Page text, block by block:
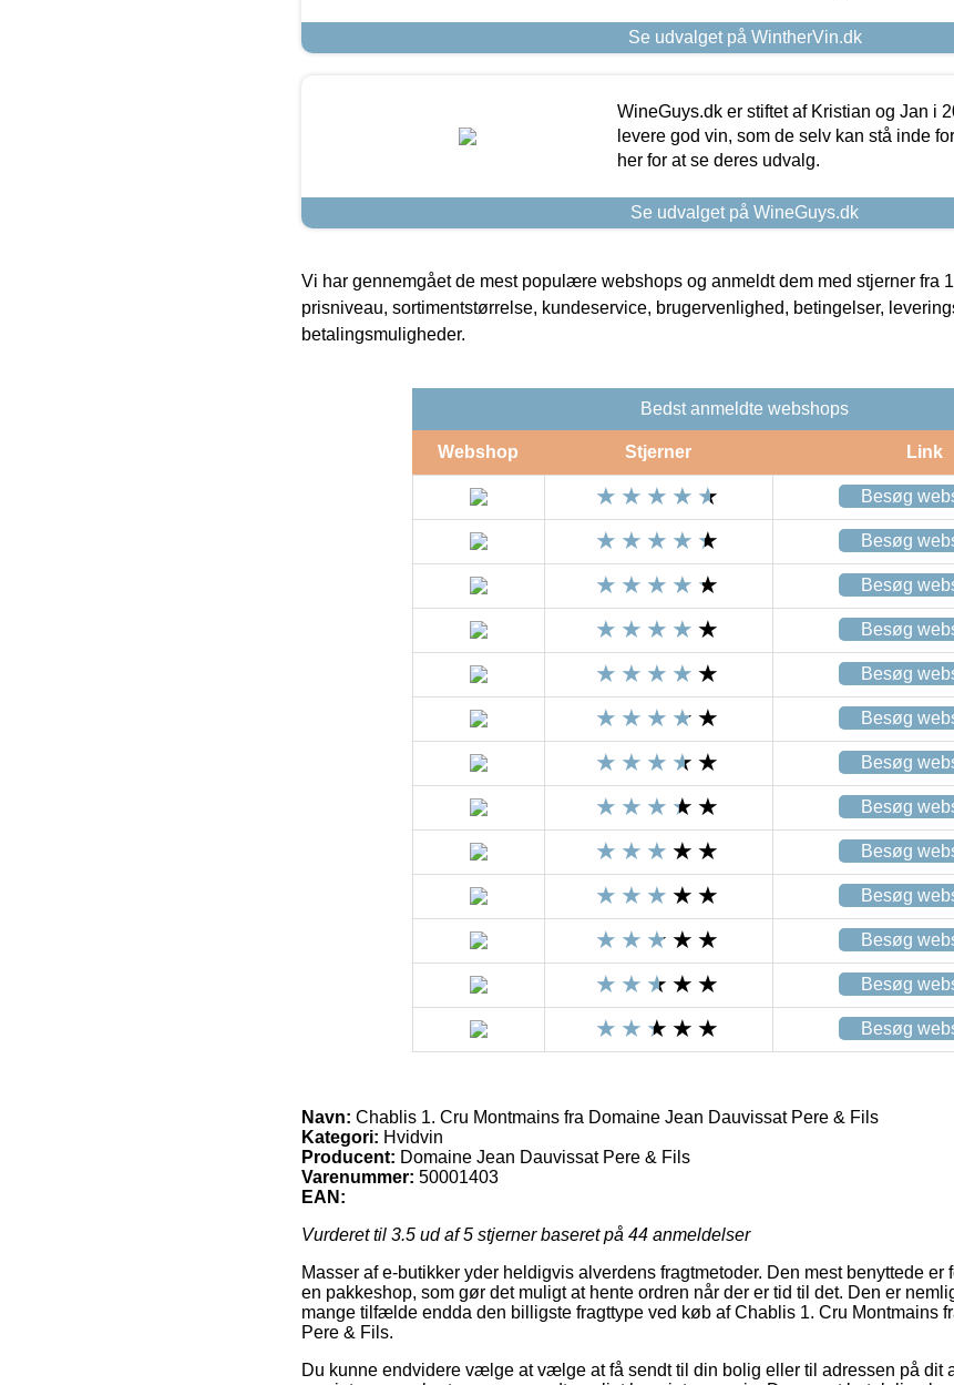
Se udvalget på WintherVin.dk
WineGuys.dk er stiftet af Kristian og Jan i
levere god vin, som de selv kan stå inde
her for at se deres udvalg.
Se udvalget på WineGuys.dk
Vi har gennemgået de mest populære webshops og anmeldt dem med stjerner fra
prisniveau, sortimentstørrelse, kundeservice, brugervenlighed, betingelser,
betalingsmuligheder.
Bedst anmeldte webshops
Webshop Stjerner Link
Besøg
Besøg
Besøg
Besøg
Besøg
Besøg
Besøg
Besøg
Besøg
Besøg
Besøg
Besøg
Besøg
Navn: Chablis 1. Cru Montmains fra Domaine Jean Dauvissat Pere & Fils
Kategori: Hvidvin
Producent: Domaine Jean Dauvissat Pere & Fils
Varenummer: 50001403
EAN:
Vurderet til 3.5 ud af 5 stjerner baseret på 44 anmeldelser
Masser af e-butikker yder heldigvis alverdens fragtmetoder. Den mest benyttede
en pakkeshop, som gør det muligt at hente ordren når der er tid til det. Den er
mange tilfælde endda den billigste fragttype ved køb af Chablis 1. Cru Montmains
Pere & Fils.
Du kunne endvidere vælge at vælge at få sendt til din bolig eller til adressen på dit